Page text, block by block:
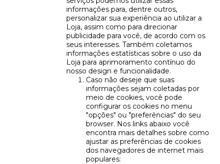
informações para, dentre outros,
personalizar sua experiência ao utilizar a
Loja, assim como para direcionar
publicidade para você, de acordo com os
seus interesses. Também coletamos
informações estatísticas sobre o uso da
Loja para aprimoramento contínuo do
nosso design e funcionalidade.
Caso não deseje que suas
informações sejam coletadas por
meio de cookies, você pode
configurar os cookies no menu
"opções" ou "preferências" do seu
browser. Nos links abaixo você
encontra mais detalhes sobre como
ajustar as preferências de cookies
dos navegadores de internet mais
populares: